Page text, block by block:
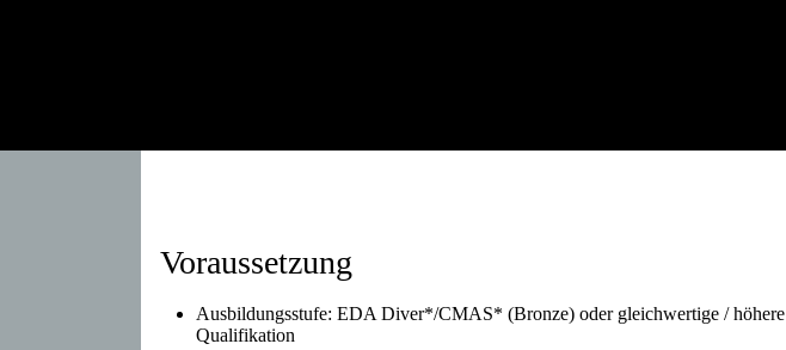
Voraussetzung
Ausbildungsstufe: EDA Diver*/CMAS* (Bronze) oder gleichwertige / höhere
Qualifikation